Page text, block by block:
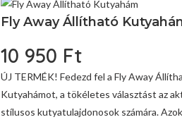
Fly Away Állítható
10 950 Ft
ÚJ TERMÉK! Fedezd fel a Fly Away
Kutyahámot, a tökéletes választást az
stílusos kutyatulajdonosok számára.